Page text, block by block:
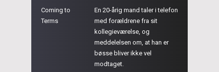
Coming to
Terms
En 20-årig mand taler i telefon
med forældrene fra sit
kollegieværelse, og
meddelelsen om, at han er
bøsse bliver ikke vel
modtaget.